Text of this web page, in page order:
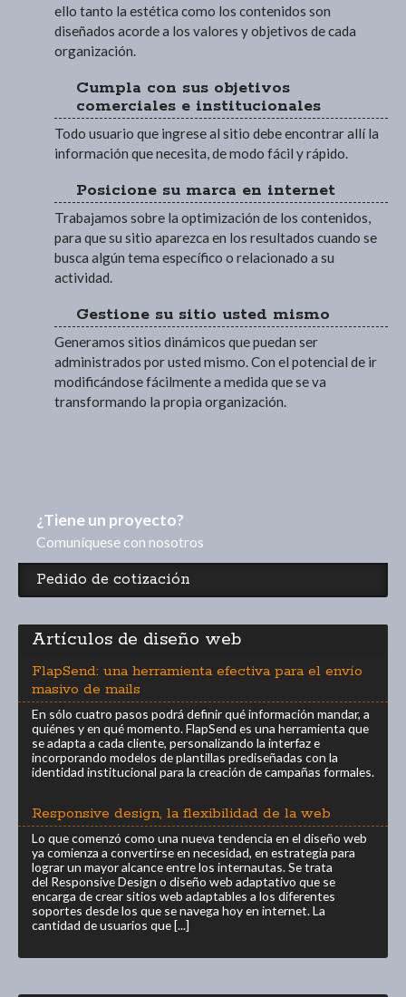
ello tanto la estética como los contenidos son
diseñados acorde a los valores y objetivos de cada
organización.
Cumpla con sus objetivos
comerciales e institucionales
Todo usuario que ingrese al sitio debe encontrar allí la
información que necesita, de modo fácil y rápido.
Posicione su marca en internet
Trabajamos sobre la optimización de los contenidos,
para que su sitio aparezca en los resultados cuando se
busca algún tema específico o relacionado a su
actividad.
Gestione su sitio usted mismo
Generamos sitios dinámicos que puedan ser
administrados por usted mismo. Con el potencial de ir
modificándose fácilmente a medida que se va
transformando la propia organización.
¿Tiene un proyecto?
Comuníquese con nosotros
Pedido de cotización
Artículos de diseño web
FlapSend: una herramienta efectiva para el envío
masivo de mails
En sólo cuatro pasos podrá definir qué información mandar, a
quiénes y en qué momento. FlapSend es una herramienta que
se adapta a cada cliente, personalizando la interfaz e
incorporando modelos de plantillas prediseñadas con la
identidad institucional para la creación de campañas formales.
Responsive design, la flexibilidad de la web
Lo que comenzó como una nueva tendencia en el diseño web
ya comienza a convertirse en necesidad, en estrategia para
lograr un mayor alcance entre los internautas. Se trata
del Responsive Design o diseño web adaptativo que se
encarga de crear sitios web adaptables a los diferentes
soportes desde los que se navega hoy en internet. La
cantidad de usuarios que [...]